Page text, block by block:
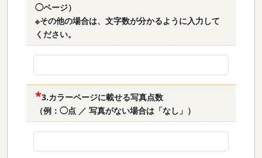
◯ページ）
※その他の場合は、文字数が分かるように入力して
ください。
3.カラーページに載せる写真点数
（例：◯点 ／ 写真がない場合は「なし」）